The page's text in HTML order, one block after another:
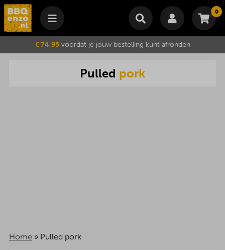
0
Winkelmand
Je winkelwagen is momenteel leeg.
Subtotaal €
Wijzig winkelmand
€ 74,95voordat je jouw bestelling kunt afronden
Pulled pork
Home » Pulled pork